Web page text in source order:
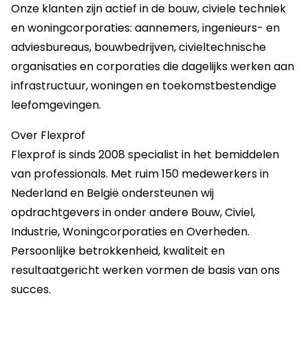
Onze klanten zijn actief in de bouw, civiele techniek
en woningcorporaties: aannemers, ingenieurs- en
adviesbureaus, bouwbedrijven, civieltechnische
organisaties en corporaties die dagelijks werken aan
infrastructuur, woningen en toekomstbestendige
leefomgevingen.
Over Flexprof
Flexprof is sinds 2008 specialist in het bemiddelen
van professionals. Met ruim 150 medewerkers in
Nederland en België ondersteunen wij
opdrachtgevers in onder andere Bouw, Civiel,
Industrie, Woningcorporaties en Overheden.
Persoonlijke betrokkenheid, kwaliteit en
resultaatgericht werken vormen de basis van ons
succes.